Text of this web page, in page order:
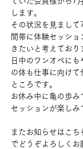
します。
その状況を見まし
間帯に体験セッシ
きたいと考えており
日中のワンオペに
の体も仕事に向けて
ところです。
お休み中に亀の歩み
セッションが楽しみ
またお知らせはこ
でどうぞよろしくお